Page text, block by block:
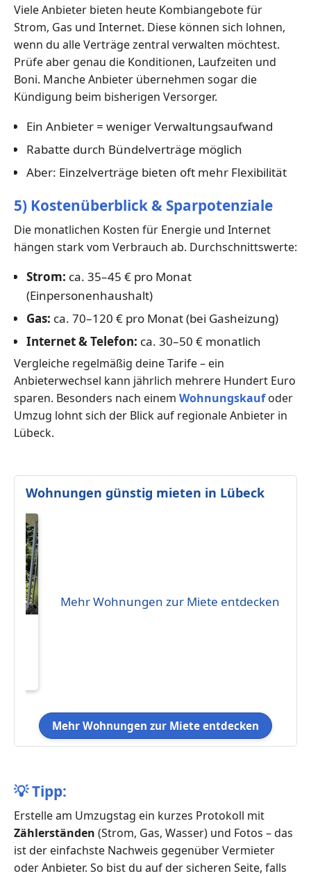
Viele Anbieter bieten heute Kombiangebote für
Strom, Gas und Internet. Diese können sich lohnen,
wenn du alle Verträge zentral verwalten möchtest.
Prüfe aber genau die Konditionen, Laufzeiten und
Boni. Manche Anbieter übernehmen sogar die
Kündigung beim bisherigen Versorger.
Ein Anbieter = weniger Verwaltungsaufwand
Rabatte durch Bündelverträge möglich
Aber: Einzelverträge bieten oft mehr Flexibilität
5) Kostenüberblick & Sparpotenziale
Die monatlichen Kosten für Energie und Internet
hängen stark vom Verbrauch ab. Durchschnittswerte:
Strom: ca. 35–45 € pro Monat
(Einpersonenhaushalt)
Gas: ca. 70–120 € pro Monat (bei Gasheizung)
Internet & Telefon: ca. 30–50 € monatlich
Vergleiche regelmäßig deine Tarife – ein
Anbieterwechsel kann jährlich mehrere Hundert Euro
sparen. Besonders nach einem Wohnungskaufoder
Umzug lohnt sich der Blick auf regionale Anbieter in
Lübeck.
Wohnungen günstig mieten in Lübeck
Mehr Wohnungen zur Miete entdecken
Mehr Wohnungen zur Miete entdecken
💡Tipp:
Erstelle am Umzugstag ein kurzes Protokoll mit
Zählerständen (Strom, Gas, Wasser) und Fotos – das
ist der einfachste Nachweis gegenüber Vermieter
oder Anbieter. So bist du auf der sicheren Seite, falls